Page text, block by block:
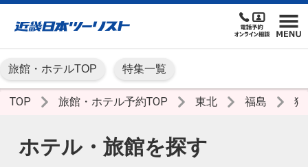
旅館・ホテルTOP 特集一覧
TOP 旅館・ホテル予約TOP 東北 福島 猪
ホテル・旅館を探す